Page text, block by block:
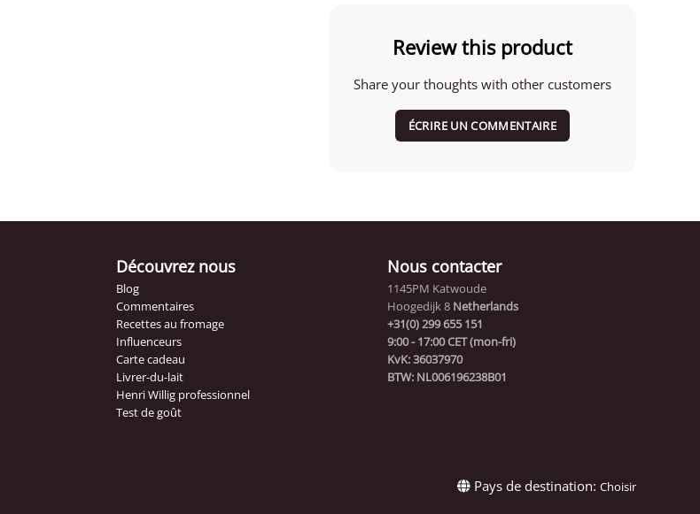
Review this product
Share your thoughts with other customers
ÉCRIRE UN COMMENTAIRE
Découvrez nous
Blog
Commentaires
Recettes au fromage
Influenceurs
Carte cadeau
Livrer-du-lait
Henri Willig professionnel
Test de goût
Nous contacter
1145PM Katwoude
Hoogedijk 8 Netherlands
+31(0) 299 655 151
9:00 - 17:00 CET (mon-fri)
KvK: 36037970
BTW: NL006196238B01
Pays de destination: Choisir